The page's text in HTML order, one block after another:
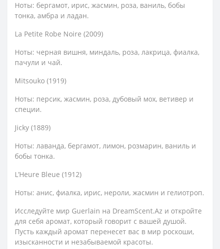
Ноты: бергамот, ирис, жасмин, роза, ваниль, бобы
тонка, амбра и ладан.
La Petite Robe Noire (2009)
Ноты: черная вишня, миндаль, роза, лакрица, фиалка,
пачули и чай.
Mitsouko (1919)
Ноты: персик, жасмин, роза, дубовый мох, ветивер и
специи.
Jicky (1889)
Ноты: лаванда, бергамот, лимон, розмарин, ваниль и
бобы тонка.
L’Heure Bleue (1912)
Ноты: анис, фиалка, ирис, нероли, жасмин и гелиотроп.
Исследуйте мир Guerlain на DreamScent.Az и откройте
для себя аромат, который говорит с вашей душой.
Пусть каждый аромат перенесет вас в мир роскоши,
изысканности и незабываемой красоты.